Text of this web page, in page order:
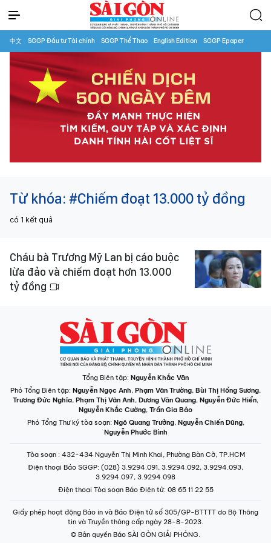
中文 SGGP Đầu tư Tài chính SGGP Thể Thao English Edition SGGP Epaper
Từ khóa: #Chiếm đoạt 13.000 tỷ đồng
có 1 kết quả
Cháu bà Trương Mỹ Lan bị cáo buộc
lừa đảo và chiếm đoạt hơn 13.000
tỷ đồng
Tổng Biên tập: Nguyễn Khắc Văn
Phó Tổng Biên tập: Nguyễn Ngọc Anh, Phạm Văn Trường, Bùi Thị Hồng Sương,
Trương Đức Nghĩa, Phạm Thị Vân Anh, Dương Văn Quang, Nguyễn Đức Hiển,
Nguyễn Khắc Cường, Trần Gia Bảo
Phó Tổng Thư ký tòa soạn: Ngô Quang Trưởng, Nguyễn Chiến Dũng,
Nguyễn Phước Bình
Tòa soạn : 432-434 Nguyễn Thị Minh Khai, Phường Bàn Cờ, TP.HCM
Điện thoại Báo SGGP: (028) 3.9294.091, 3.9294.092, 3.9294.093,
3.9294.097, 3.9294.098
Điện thoại Tòa soạn Báo Điện tử: 08 65 11 22 55
Giấy phép hoạt động Báo in và Báo Điện tử số 305/GP-BTTTT do Bộ Thông
tin và Truyền thông cấp ngày 28-8-2023.
© Bản quyền Báo SÀI GÒN GIẢI PHÓNG.